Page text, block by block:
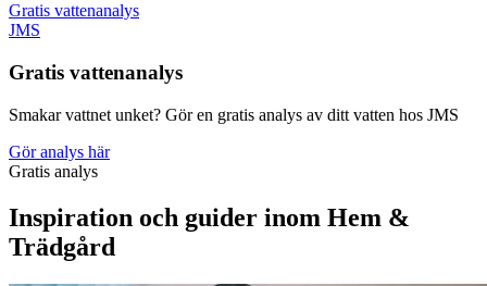
Gratis vattenanalys
JMS
Gratis vattenanalys
Smakar vattnet unket? Gör en gratis analys av ditt vatten hos JMS
Gör analys här
Gratis analys
Inspiration och guider inom Hem &
Trädgård